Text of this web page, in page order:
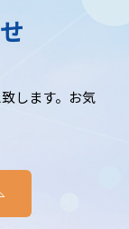
します。お気